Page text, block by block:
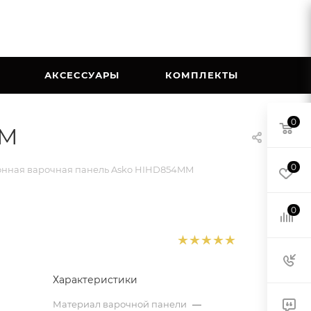
АКСЕССУАРЫ КОМПЛЕКТЫ
варочная панель Asko HIHD854MM
Характеристики
Материал варочной панели —
0
0
0